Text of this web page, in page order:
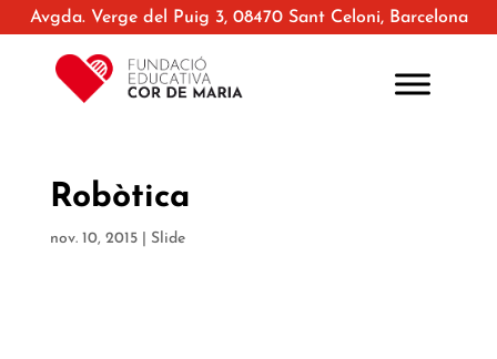
Avgda. Verge del Puig 3, 08470 Sant Celoni, Barcelona
Robòtica
nov. 10, 2015| Slide